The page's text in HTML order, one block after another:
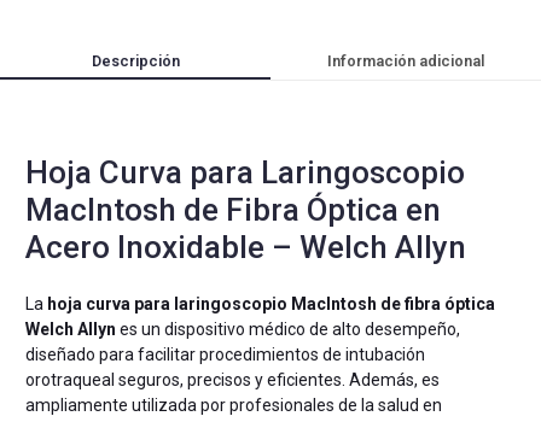
Descripción Información adicional
Hoja Curva para Laringoscopio
MacIntosh de Fibra Óptica en
Acero Inoxidable – Welch Allyn
La hoja curva para laringoscopio MacIntosh de fibra óptica
Welch Allyn es un dispositivo médico de alto desempeño,
diseñado para facilitar procedimientos de intubación
orotraqueal seguros, precisos y eficientes. Además, es
ampliamente utilizada por profesionales de la salud en